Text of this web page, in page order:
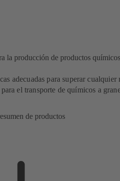
la producción de productos químicos
adecuadas para superar cualquier
el transporte de químicos a
de productos